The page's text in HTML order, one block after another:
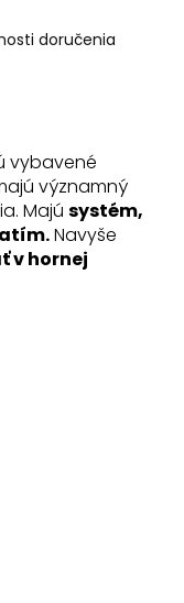
doručenia
vybavené
významný
Majú systém,
Navyše
v hornej